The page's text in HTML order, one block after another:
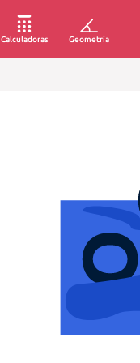
Calculadoras Geometría